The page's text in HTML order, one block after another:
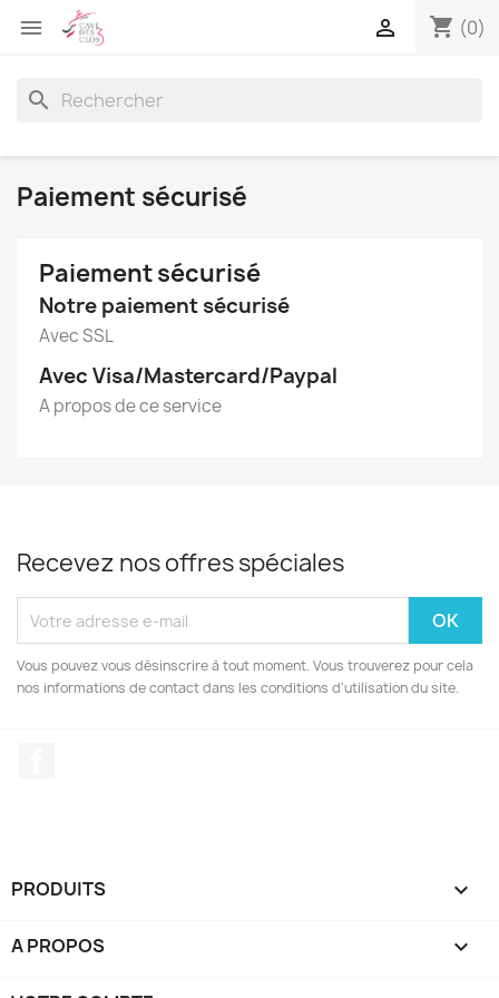
 shopping_cart (0)

search
Paiement sécurisé
Paiement sécurisé
Notre paiement sécurisé
Avec SSL
Avec Visa/Mastercard/Paypal
A propos de ce service
Recevez nos offres spéciales
Vous pouvez vous désinscrire à tout moment. Vous trouverez pour cela
nos informations de contact dans les conditions d'utilisation du site.
PRODUITS 
A PROPOS 